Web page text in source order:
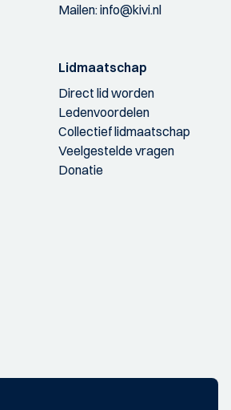
Mailen:info@kivi.nl
Lidmaatschap
Direct lid worden
Ledenvoordelen
Collectief lidmaatschap
Veelgestelde vragen
Donatie